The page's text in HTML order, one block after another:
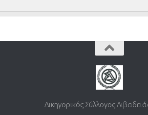
Δικηγορικός Σύλλογος